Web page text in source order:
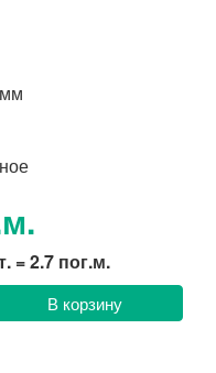
= 2.7 пог.м.
В корзину